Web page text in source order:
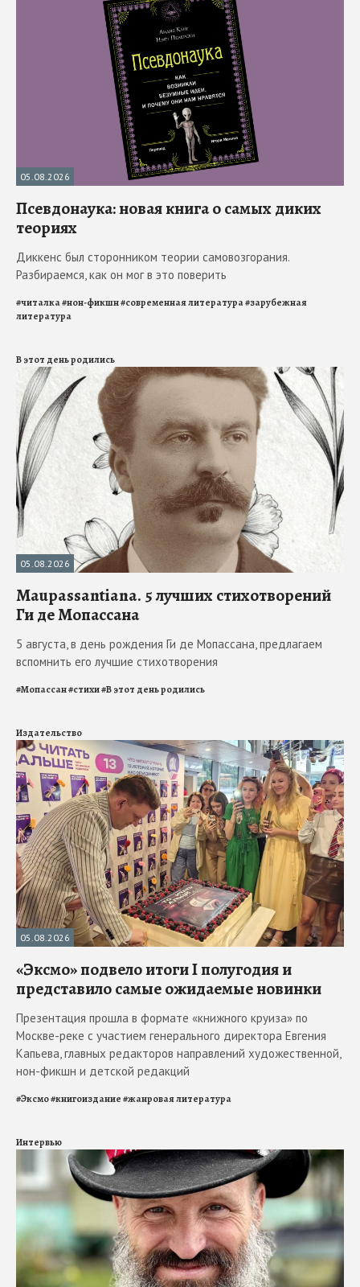
05.08.2026
Псевдонаука: новая книга о самых диких
теориях
Диккенс был сторонником теории самовозгорания.
Разбираемся, как он мог в это поверить
#читалка#нон-фикшн#современная литература#зарубежная
литература
В этот день родились
05.08.2026
Maupassantiana. 5 лучших стихотворений
Ги де Мопассана
5 августа, в день рождения Ги де Мопассана, предлагаем
вспомнить его лучшие стихотворения
#Мопассан#стихи#В этот день родились
Издательство
05.08.2026
«Эксмо» подвело итоги I полугодия и
представило самые ожидаемые новинки
Презентация прошла в формате «книжного круиза» по
Москве-реке с участием генерального директора Евгения
Капьева, главных редакторов направлений художественной,
нон-фикшн и детской редакций
#Эксмо#книгоиздание#жанровая литература
Интервью